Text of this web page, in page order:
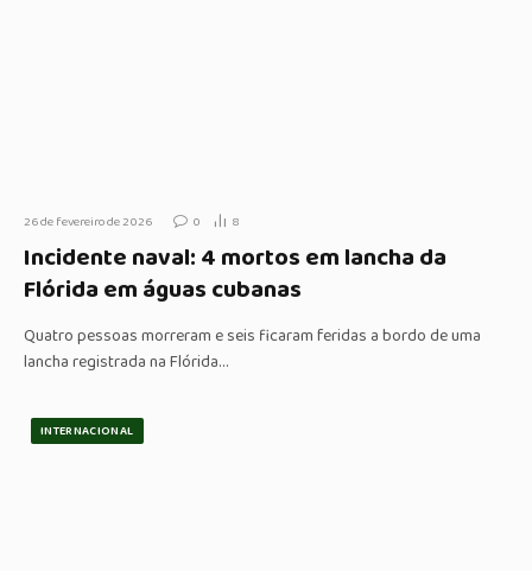
26 de fevereiro de 2026 0 8
Incidente naval: 4 mortos em lancha da
Flórida em águas cubanas
Quatro pessoas morreram e seis ficaram feridas a bordo de uma
lancha registrada na Flórida…
INTERNACIONAL